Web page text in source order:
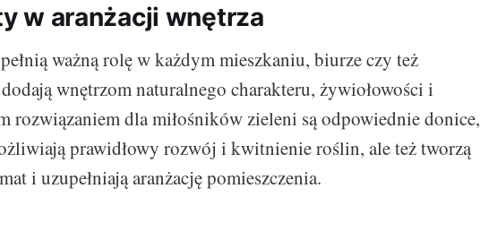
w aranżacji wnętrza
ważną rolę w każdym mieszkaniu, biurze czy też
wnętrzom naturalnego charakteru, żywiołowości i
rozwiązaniem dla miłośników zieleni są odpowiednie donice,
prawidłowy rozwój i kwitnienie roślin, ale też tworzą
i uzupełniają aranżację pomieszczenia.